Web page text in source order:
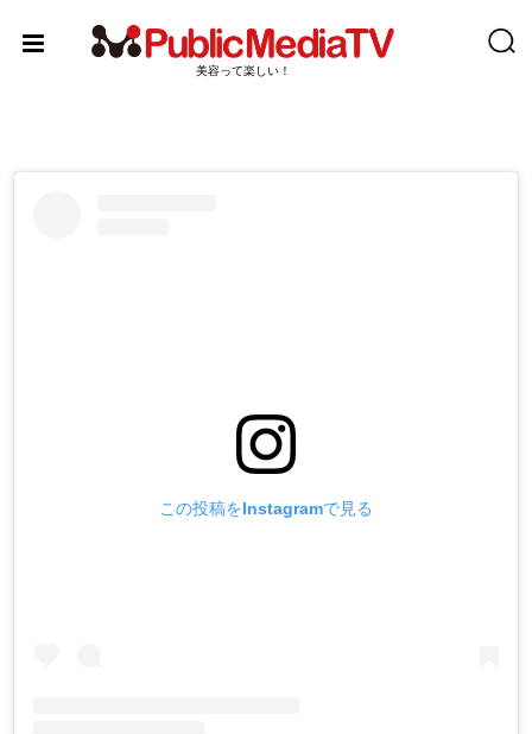
content
美容って楽しい！
この投稿をInstagramで見る